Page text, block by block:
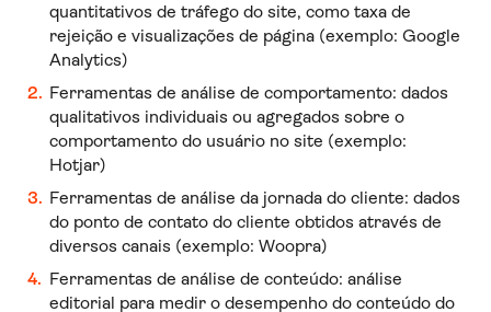
quantitativos de tráfego do site, como taxa de
rejeição e visualizações de página (exemplo: Google
Analytics)
Ferramentas de análise de comportamento: dados
qualitativos individuais ou agregados sobre o
comportamento do usuário no site (exemplo:
Hotjar)
Ferramentas de análise da jornada do cliente: dados
do ponto de contato do cliente obtidos através de
diversos canais (exemplo: Woopra)
Ferramentas de análise de conteúdo: análise
editorial para medir o desempenho do conteúdo do